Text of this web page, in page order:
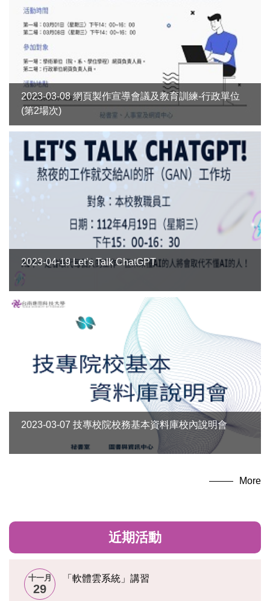
2023-03-08 網頁製作宣導會議及教育訓練-行政單位
(第2場次)
2023-04-19 Let’s Talk ChatGPT
2023-03-07 技專校院校務基本資料庫校內說明會
More
近期活動
「軟體雲系統」講習
十一月
29